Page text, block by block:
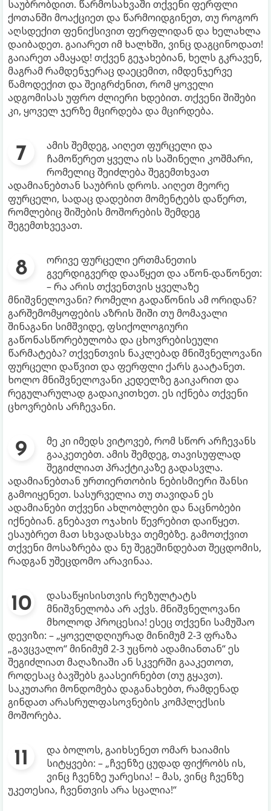
საუბრობდით. წარმოსახვაში თქვენი ფერფლი
ქოთანში მოაქციეთ და წარმოიდგინეთ, თუ როგორ
აღსდექით ფენიქსივით ფერფლიდან და ხელახლა
დაიბადეთ. გაიარეთ იმ ხალხში, ვინც დაგცინოდათ!
გაიარეთ ამაყად! თქვენ გეჯახებიან, ხელს გკრავენ,
მაგრამ რამდენჯერაც დაეცემით, იმდენჯერვე
წამოდექით და შეიგრძენით, რომ ყოველი
ადგომისას უფრო ძლიერი ხდებით. თქვენი შიშები
კი, ყოველ ჯერზე მცირდება და მცირდება.
ამის შემდეგ, აიღეთ ფურცელი და
ჩამოწერეთ ყველა ის საშინელი კოშმარი,
რომელიც შეიძლება შეგემთხვათ
ადამიანებთან საუბრის დროს. აიღეთ მეორე
ფურცელი, სადაც დადებით მომენტებს დაწერთ,
რომლებიც შიშების მოშორების შემდეგ
შეგემთხვევათ.
ორივე ფურცელი ერთმანეთის
გვერდიგვერდ დააწყეთ და აწონ-დაწონეთ:
– რა არის თქვენთვის ყველაზე
მნიშვნელოვანი? რომელი გადაწონის ამ ორიდან?
გარშემომყოფების აზრის შიში თუ მომავალი
შინაგანი სიმშვიდე, ფსიქოლოგიური
გაწონასწორებულობა და ცხოვრებისეული
წარმატება? თქვენთვის ნაკლებად მნიშვნელოვანი
ფურცელი დაწვით და ფერფლი ქარს გაატანეთ.
ხოლო მნიშვნელოვანი კედელზე გაიკარით და
რეგულარულად გადაიკითხეთ. ეს იქნება თქვენი
ცხოვრების არჩევანი.
მე კი იმედს ვიტოვებ, რომ სწორ არჩევანს
გააკეთებთ. ამის შემდეგ, თავისუფლად
შეგიძლიათ პრაქტიკაზე გადასვლა.
ადამიანებთან ურთიერთობის ნებისმიერი შანსი
გამოიყენეთ. სასურველია თუ თავიდან ეს
ადამიანები თქვენი ახლობლები და ნაცნობები
იქნებიან. გნებავთ ოჯახის წევრებით დაიწყეთ.
ესაუბრეთ მათ სხვადასხვა თემებზე. გამოთქვით
თქვენი მოსაზრება და ნუ შეგეშინდებათ შეცდომის,
რადგან უშეცდომო არავინაა.
დასაწყისისთვის რეზულტატს
მნიშვნელობა არ აქვს. მნიშვნელოვანი
მხოლოდ პროცესია! ესეც თქვენი სამუშაო
დევიზი: – „ყოველდღიურად მინიმუმ 2-3 ფრაზა
„გავცვალო“ მინიმუმ 2-3 უცნობ ადამიანთან“ ეს
შეგიძლიათ მაღაზიაში ან სკვერში გააკეთოთ,
როდესაც ბავშებს გაასეირნებთ (თუ გყავთ).
საკუთარი მონდომება დაგანახებთ, რამდენად
გინდათ არასრულფასოვნების კომპლექსის
მოშორება.
და ბოლოს, გაიხსენეთ ომარ ხაიამის
სიტყვები: – „ჩვენზე ცუდად ფიქრობს ის,
ვინც ჩვენზე უარესია! – მას, ვინც ჩვენზე
უკეთესია, ჩვენთვის არა სცალია!“